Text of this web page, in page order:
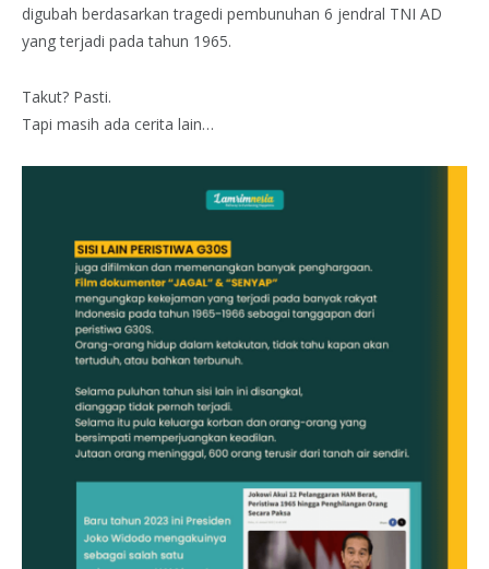
digubah berdasarkan tragedi pembunuhan 6 jendral TNI AD
yang terjadi pada tahun 1965.
Takut? Pasti.
Tapi masih ada cerita lain…